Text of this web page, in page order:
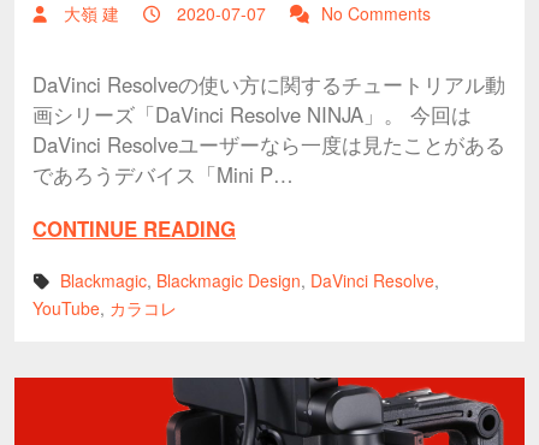
大嶺 建 2020-07-07 No Comments
DaVinci Resolveの使い方に関するチュートリアル動
画シリーズ「DaVinci Resolve NINJA」。 今回は
DaVinci Resolveユーザーなら一度は見たことがある
であろうデバイス「Mini P…
CONTINUE READING
Blackmagic, Blackmagic Design, DaVinci Resolve,
YouTube, カラコレ